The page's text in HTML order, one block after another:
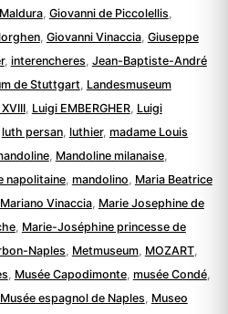
, Giovanni de Piccolellis,
, Giovanni Vinaccia, Giuseppe
, interencheres, Jean-Baptiste-André
de Stuttgart, Landesmuseum
, Luigi EMBERGHER, Luigi
luth persan, luthier, madame Louis
, Mandoline milanaise,
napolitaine, mandolino, Maria Beatrice
Mariano Vinaccia, Marie Josephine de
, Marie-Joséphine princesse de
Naples, Metmuseum, MOZART,
, Musée Capodimonte, musée Condé,
Musée espagnol de Naples, Museo